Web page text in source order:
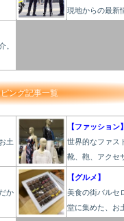
現地からの最新
。
ング記事一覧
土
【ファッション】
世界的なファス
靴、鞄、アクセ
か
【グルメ】
美食の街バルセ
堂に集めた、お